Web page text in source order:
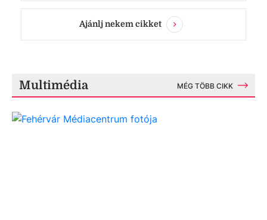
Ajánlj nekem cikket
Multimédia MÉG TÖBB CIKK